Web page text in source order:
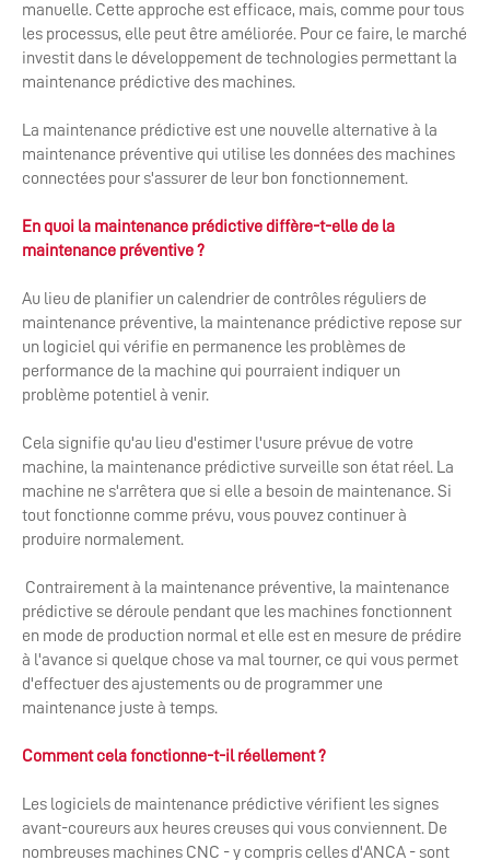
manuelle. Cette approche est efficace, mais, comme pour tous
les processus, elle peut être améliorée. Pour ce faire, le marché
investit dans le développement de technologies permettant la
maintenance prédictive des machines.
La maintenance prédictive est une nouvelle alternative à la
maintenance préventive qui utilise les données des machines
connectées pour s'assurer de leur bon fonctionnement.
En quoi la maintenance prédictive diffère-t-elle de la
maintenance préventive ?
Au lieu de planifier un calendrier de contrôles réguliers de
maintenance préventive, la maintenance prédictive repose sur
un logiciel qui vérifie en permanence les problèmes de
performance de la machine qui pourraient indiquer un
problème potentiel à venir.
Cela signifie qu'au lieu d'estimer l'usure prévue de votre
machine, la maintenance prédictive surveille son état réel. La
machine ne s'arrêtera que si elle a besoin de maintenance. Si
tout fonctionne comme prévu, vous pouvez continuer à
produire normalement.
Contrairement à la maintenance préventive, la maintenance
prédictive se déroule pendant que les machines fonctionnent
en mode de production normal et elle est en mesure de prédire
à l'avance si quelque chose va mal tourner, ce qui vous permet
d'effectuer des ajustements ou de programmer une
maintenance juste à temps.
Comment cela fonctionne-t-il réellement ?
Les logiciels de maintenance prédictive vérifient les signes
avant-coureurs aux heures creuses qui vous conviennent. De
nombreuses machines CNC - y compris celles d'ANCA - sont